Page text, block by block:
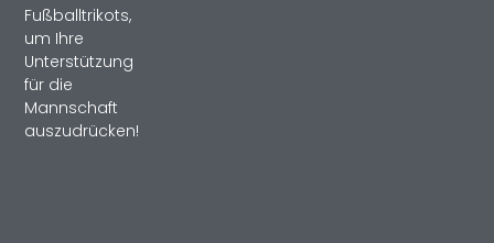
Fußballtrikots,
um Ihre
Unterstützung
für die
Mannschaft
auszudrücken!